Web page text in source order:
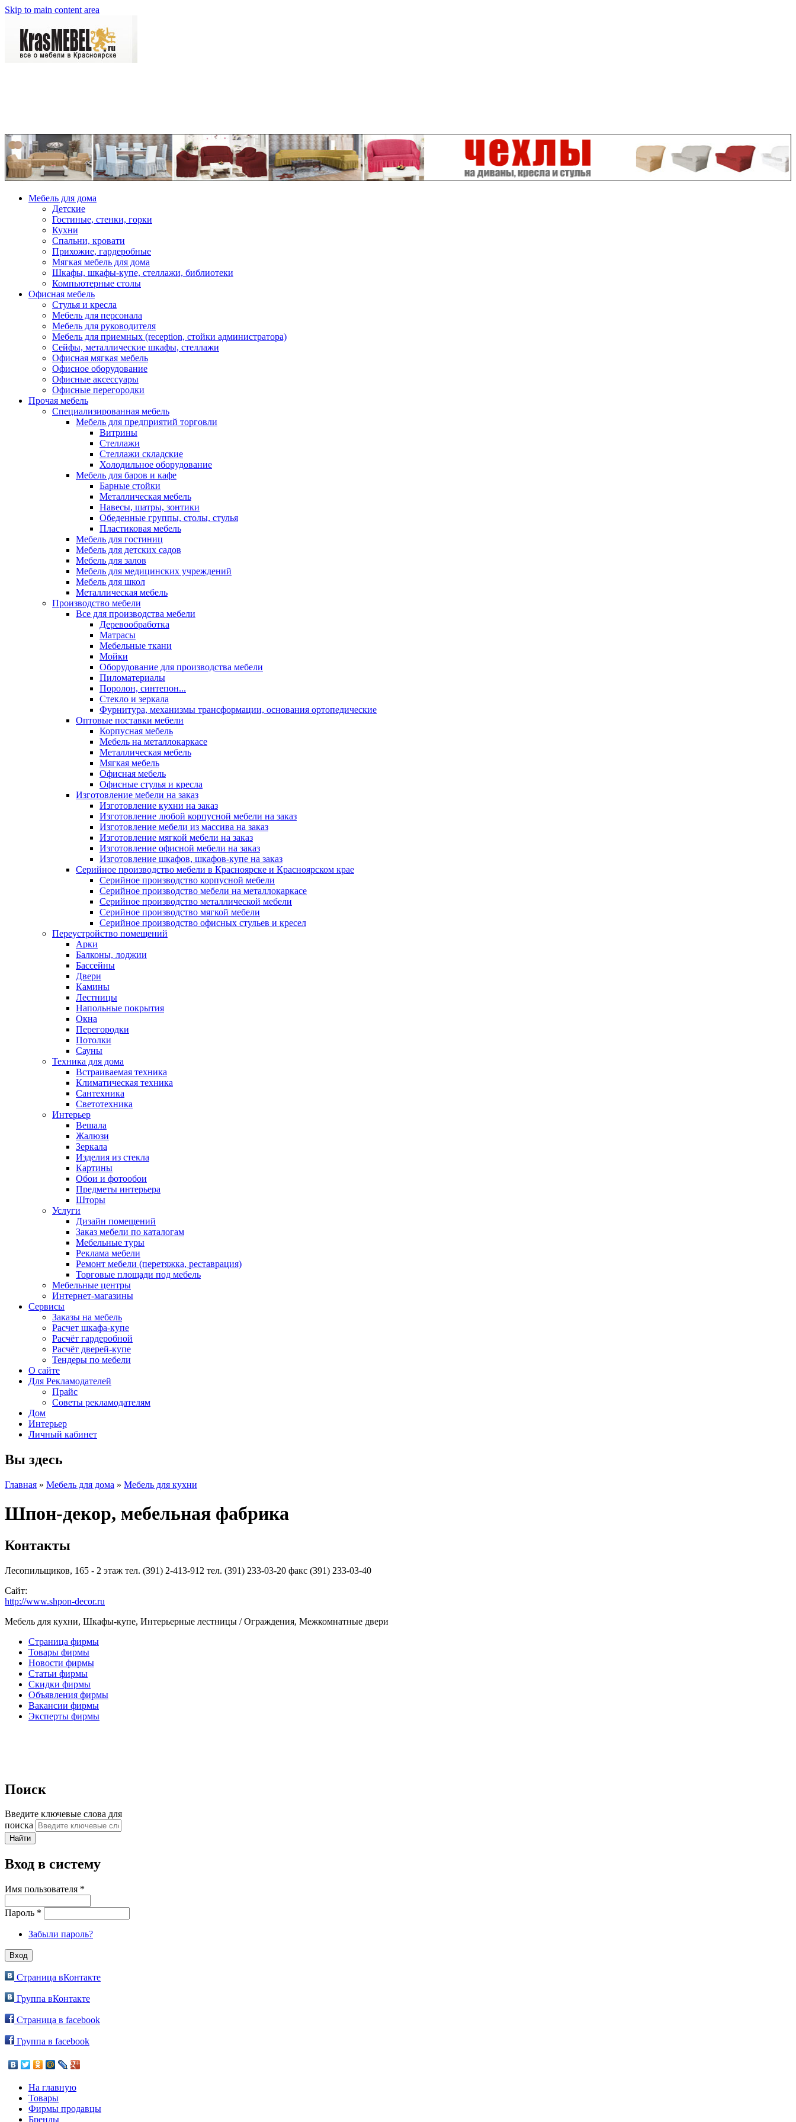
Skip to main content area
Мебель для дома
Детские
Гостиные, стенки, горки
Кухни
Спальни, кровати
Прихожие, гардеробные
Мягкая мебель для дома
Шкафы, шкафы-купе, стеллажи, библиотеки
Компьютерные столы
Офисная мебель
Стулья и кресла
Мебель для персонала
Мебель для руководителя
Мебель для приемных (reception, стойки администратора)
Сейфы, металлические шкафы, стеллажи
Офисная мягкая мебель
Офисное оборудование
Офисные аксессуары
Офисные перегородки
Прочая мебель
Специализированная мебель
Мебель для предприятий торговли
Витрины
Стеллажи
Стеллажи складские
Холодильное оборудование
Мебель для баров и кафе
Барные стойки
Металлическая мебель
Навесы, шатры, зонтики
Обеденные группы, столы, стулья
Пластиковая мебель
Мебель для гостиниц
Мебель для детских садов
Мебель для залов
Мебель для медицинских учреждений
Мебель для школ
Металлическая мебель
Производство мебели
Все для производства мебели
Деревообработка
Матрасы
Мебельные ткани
Мойки
Оборудование для производства мебели
Пиломатериалы
Поролон, синтепон...
Стекло и зеркала
Фурнитура, механизмы трансформации, основания ортопедические
Оптовые поставки мебели
Корпусная мебель
Мебель на металлокаркасе
Металлическая мебель
Мягкая мебель
Офисная мебель
Офисные стулья и кресла
Изготовление мебели на заказ
Изготовление кухни на заказ
Изготовление любой корпусной мебели на заказ
Изготовление мебели из массива на заказ
Изготовление мягкой мебели на заказ
Изготовление офисной мебели на заказ
Изготовление шкафов, шкафов-купе на заказ
Серийное производство мебели в Красноярске и Красноярском крае
Серийное производство корпусной мебели
Серийное производство мебели на металлокаркасе
Серийное производство металлической мебели
Серийное производство мягкой мебели
Серийное производство офисных стульев и кресел
Переустройство помещений
Арки
Балконы, лоджии
Бассейны
Двери
Камины
Лестницы
Напольные покрытия
Окна
Перегородки
Потолки
Сауны
Техника для дома
Встраиваемая техника
Климатическая техника
Сантехника
Светотехника
Интерьер
Вешала
Жалюзи
Зеркала
Изделия из стекла
Картины
Обои и фотообои
Предметы интерьера
Шторы
Услуги
Дизайн помещений
Заказ мебели по каталогам
Мебельные туры
Реклама мебели
Ремонт мебели (перетяжка, реставрация)
Торговые площади под мебель
Мебельные центры
Интернет-магазины
Сервисы
Заказы на мебель
Расчет шкафа-купе
Расчёт гардеробной
Расчёт дверей-купе
Тендеры по мебели
О сайте
Для Рекламодателей
Прайс
Советы рекламодателям
Дом
Интерьер
Личный кабинет
Вы здесь
Главная » Мебель для дома » Мебель для кухни
Шпон-декор, мебельная фабрика
Контакты
Лесопильщиков, 165 - 2 этаж тел. (391) 2-413-912 тел. (391) 233-03-20 факс (391) 233-03-40
Сайт:
http://www.shpon-decor.ru
Мебель для кухни, Шкафы-купе, Интерьерные лестницы / Ограждения, Межкомнатные двери
Страница фирмы
Товары фирмы
Новости фирмы
Статьи фирмы
Скидки фирмы
Объявления фирмы
Вакансии фирмы
Эксперты фирмы
Поиск
Введите ключевые слова для
поиска
Вход в систему
Имя пользователя *
Пароль *
Забыли пароль?
Страница вКонтакте
Группа вКонтакте
Страница в facebook
Группа в facebook
На главную
Товары
Фирмы продавцы
Бренды